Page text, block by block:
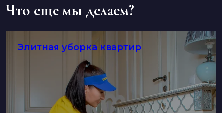
Что еще мы делаем?
Элитная уборка квартир